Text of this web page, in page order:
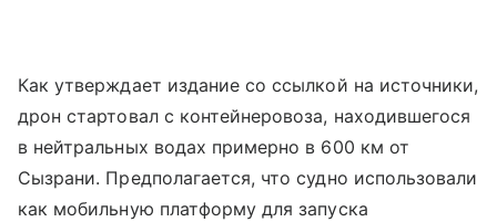
Как утверждает издание со ссылкой на источники,
дрон стартовал с контейнеровоза, находившегося
в нейтральных водах примерно в 600 км от
Сызрани. Предполагается, что судно использовали
как мобильную платформу для запуска